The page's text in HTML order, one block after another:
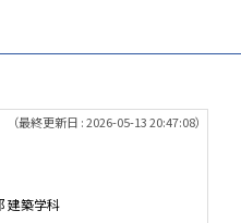
（最終更新日 : 2026-05-13 20:47:08）
建築学科